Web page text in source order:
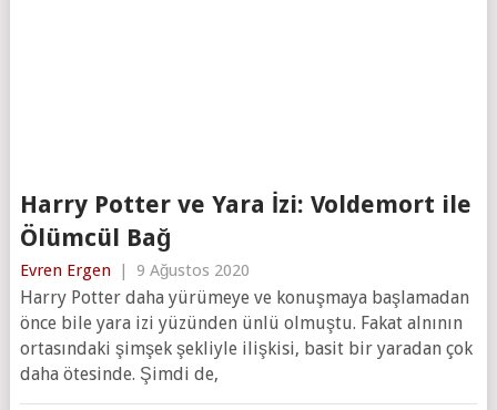
Harry Potter ve Yara İzi: Voldemort ile
Ölümcül Bağ
Evren Ergen | 9 Ağustos 2020
Harry Potter daha yürümeye ve konuşmaya başlamadan
önce bile yara izi yüzünden ünlü olmuştu. Fakat alnının
ortasındaki şimşek şekliyle ilişkisi, basit bir yaradan çok
daha ötesinde. Şimdi de,